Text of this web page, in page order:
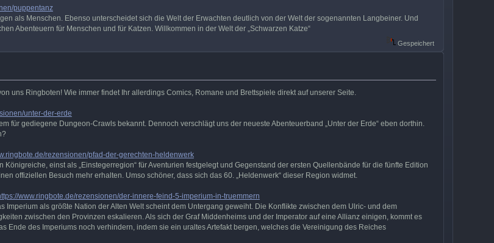
puppentanz
als Menschen. Ebenso unterscheidet sich die Welt der Erwachten deutlich von der Welt der sogenannten Langbeiner. Und
Abenteuern für Menschen und für Katzen. Willkommen in der Welt der „Schwarzen Katze“
Gespeichert
uns Ringboten! Wie immer findet Ihr allerdings Comics, Romane und Brettspiele direkt auf unserer Seite.
unter-der-erde
für gediegene Dungeon-Crawls bekannt. Dennoch verschlägt uns der neueste Abenteuerband „Unter der Erde“ eben dorthin.
rezensionen/pfad-der-gerechten-heldenwerk
Königreiche, einst als „Einstegerregion“ für Aventurien festgelegt und Gegenstand der ersten Quellenbände für die fünfte Edition
offiziellen Besuch mehr erhalten. Umso schöner, dass sich das 60. „Heldenwerk“ dieser Region widmet.
www.ringbote.de/rezensionen/der-innere-feind-5-imperium-in-truemmern
als größte Nation der Alten Welt scheint dem Untergang geweiht. Die Konflikte zwischen dem Ulric- und dem
zwischen den Provinzen eskalieren. Als sich der Graf Middenheims und der Imperator auf eine Allianz einigen, kommt es
Ende des Imperiums noch verhindern, indem sie ein uraltes Artefakt bergen, welches die Vereinigung des Reiches